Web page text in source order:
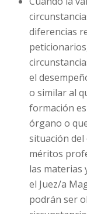
diferencias
el
o similar al
formación
órgano o
situación
méritos
las materias
el Juez/a
podrán ser